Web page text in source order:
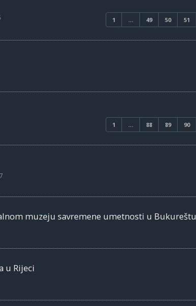
1 … 49 50 51
1 … 88 89 90
muzeju savremene umetnosti u Bukureštu
u Rijeci